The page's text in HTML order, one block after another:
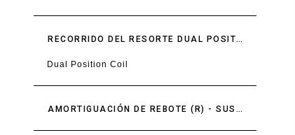
RECORRIDO DEL RESORTE DUAL POSITION - SUSPENSIÓN DELANTERA
Dual Position Coil
AMORTIGUACIÓN DE REBOTE (R) - SUSPENSIÓN DELANTERA